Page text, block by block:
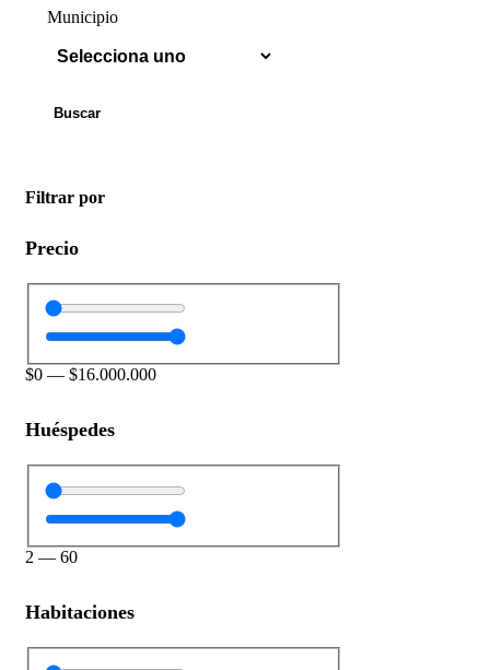
Municipio
Buscar
Filtrar por
Precio
$0 — $16.000.000
Huéspedes
2 — 60
Habitaciones